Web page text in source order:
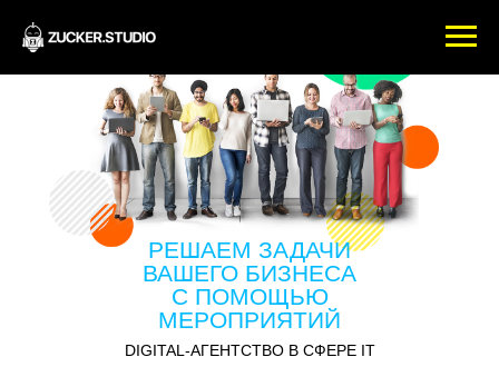
DIGITAL-АГЕНТСТВО В СФЕРЕ IT
РЕШАЕМ ЗАДАЧИ
ВАШЕГО БИЗНЕСА
С ПОМОЩЬЮ
МЕРОПРИЯТИЙ